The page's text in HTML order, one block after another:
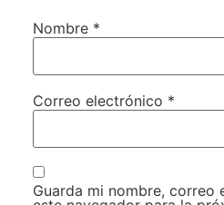
Nombre *
Correo electrónico *
Guarda mi nombre, correo